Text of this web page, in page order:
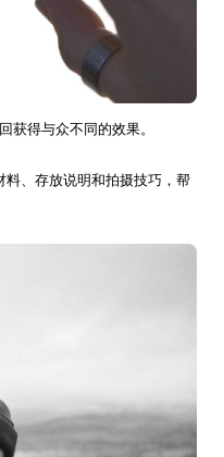
获得与众不同的效果。
料、存放说明和拍摄技巧，帮